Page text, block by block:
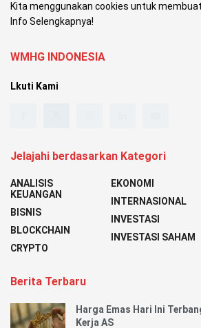
Kita menggunakan cookies untuk
Info Selengkapnya!
WMHG INDONESIA
Lkuti Kami
Jelajahi berdasarkan Kategori
ANALISIS
KEUANGAN
BISNIS
BLOCKCHAIN
CRYPTO
EKONOMI
INTERNASIONAL
INVESTASI
INVESTASI SAHAM
Berita Terbaru
Harga Emas Hari Ini
Kerja AS